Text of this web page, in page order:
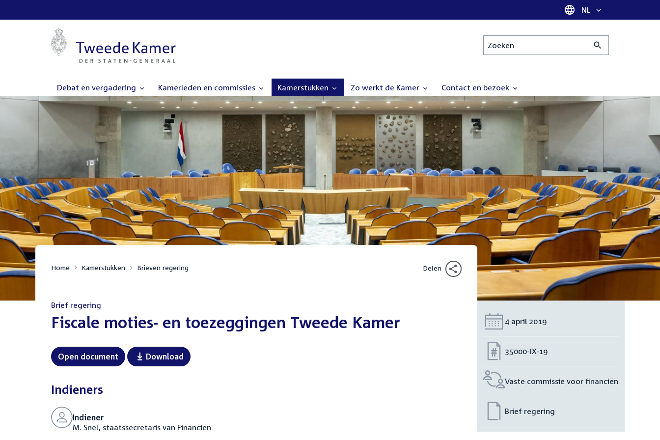
Taal selectie
NL
Zoeken
Debat en vergadering Kamerleden en commissies Kamerstukken Zo werkt de Kamer Contact en bezoek
Home Kamerstukken Brieven regering Delen
Brief regering
:Fiscale moties- en toezeggingen Tweede Kamer
Open document Download
Indieners
Indiener
M. Snel, staatssecretaris van Financiën
Datum:
4 april 2019
Nummer:
35000-IX-19
Vaste commissie voor financiën
Brief regering